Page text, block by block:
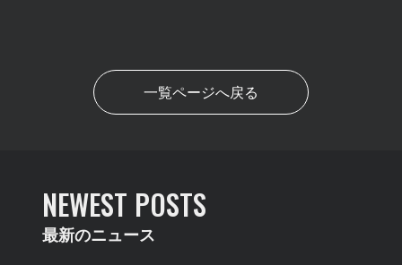
一覧ページへ戻る
NEWEST POSTS
最新のニュース